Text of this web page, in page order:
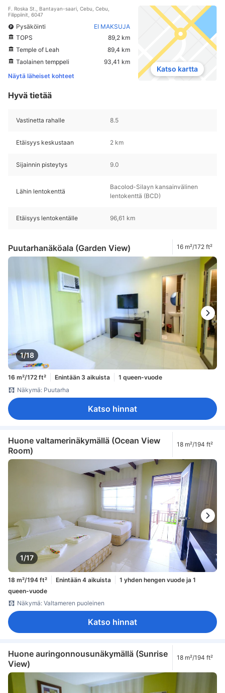
F. Roska St., Bantayan-saari, Cebu, Cebu,
Filippiinit, 6047
Pysäköinti
EI MAKSUJA
TOPS
89,2 km
Temple of Leah
89,4 km
Taolainen temppeli
93,41 km
Näytä läheiset kohteet
Katso kartta
Hyvä tietää
Vastinetta rahalle 8.5
Etäisyys keskustaan 2 km
Sijainnin pisteytys 9.0
Lähin lentokenttä
Bacolod-Silayn kansainvälinen
lentokenttä (BCD)
Etäisyys lentokentälle 96,61 km
Puutarhanäköala (Garden View) 16 m²/172 ft²
1/18
16 m²/172 ft² Enintään 3 aikuista
1 queen-vuode
Näkymä: Puutarha
Katso hinnat
Huone valtamerinäkymällä (Ocean View
Room)
18 m²/194 ft²
1/17
18 m²/194 ft² Enintään 4 aikuista
1 yhden hengen vuode ja 1
queen-vuode
Näkymä: Valtameren puoleinen
Katso hinnat
Huone auringonnousunäkymällä (Sunrise
View)
18 m²/194 ft²